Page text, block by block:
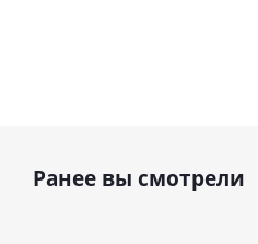
Ранее вы смотрели